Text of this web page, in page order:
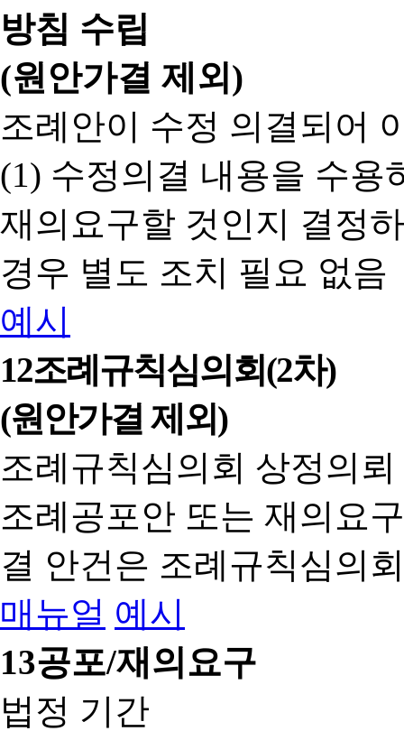
방침 수립
(원안가결 제외)
조례안이 수정 의결되어
(1) 수정의결 내용을 수용
재의요구할 것인지 결정
경우 별도 조치 필요 없음
예시
12조례규칙심의회(2차)
(원안가결 제외)
조례규칙심의회 상정의
조례공포안 또는 재의요
결 안건은 조례규칙심의
매뉴얼 예시
13공포/재의요구
법정 기간